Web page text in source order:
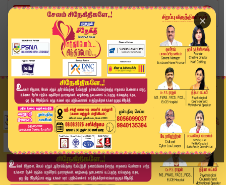
×
Home
வீடியோ ஸ்டோரி
2 நாட்கள் கனமழைக்கு வாய்ப்பு - வானிலை ஆய்வு மைய...